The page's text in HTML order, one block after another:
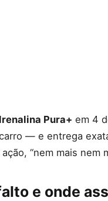
Pura+ em 4
— e entrega
“nem mais nem
e onde